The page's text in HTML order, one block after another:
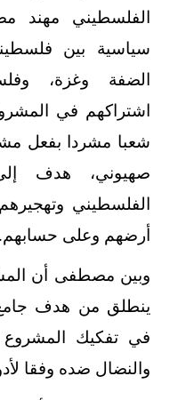
الفلسطيني مهند
الضفة وغزة،
اشتراكهم في
شعبا مشردا بفعل
صهيوني، هدف
الفلسطيني
أرضهم وعلى حسابهم.
وبين مصطفى أن
ينطلق من هدف
في تفكيك المشروع
والنضال ضده وفقا